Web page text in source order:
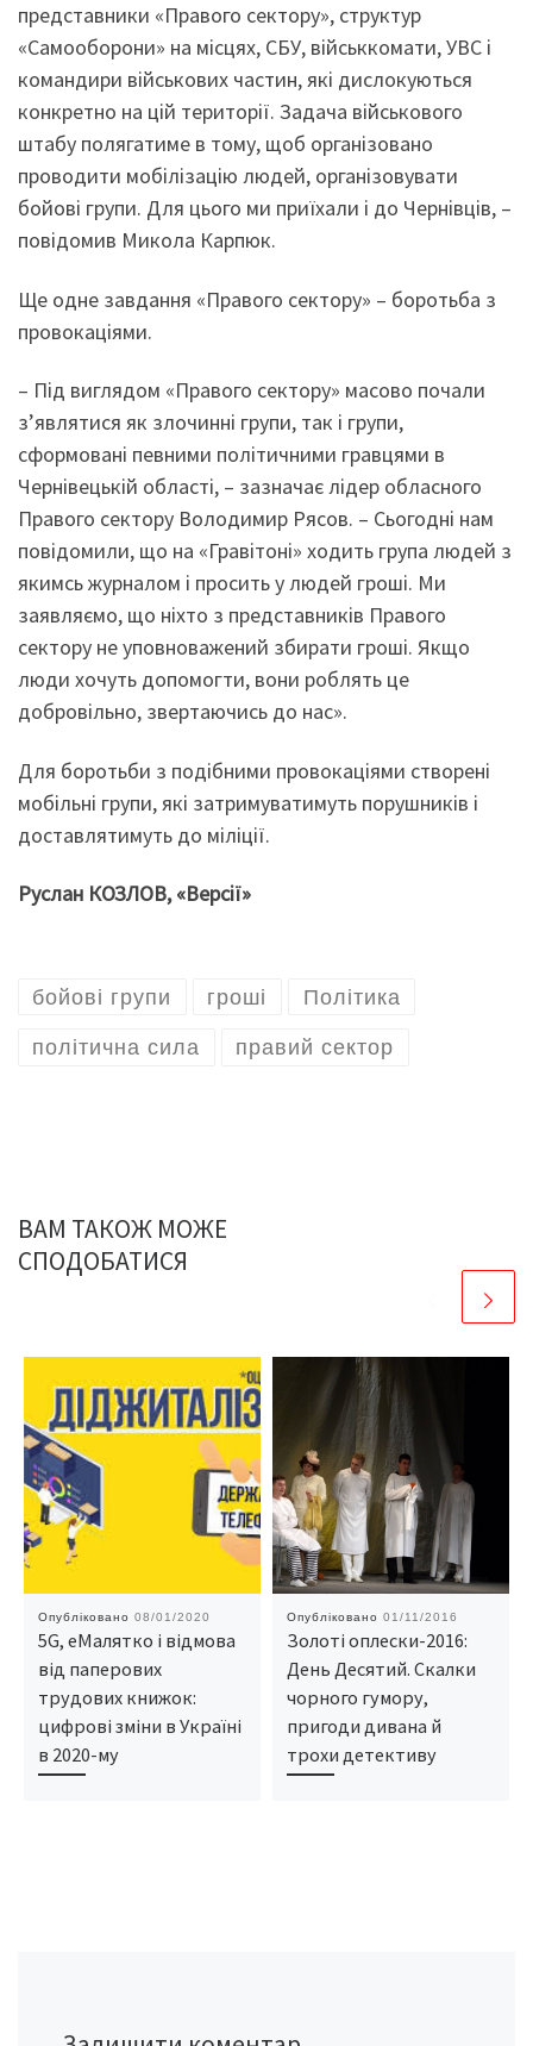
представники «Правого сектору», структур
«Самооборони» на місцях, СБУ, військкомати, УВС і
командири військових частин, які дислокуються
конкретно на цій території. Задача військового
штабу полягатиме в тому, щоб організовано
проводити мобілізацію людей, організовувати
бойові групи. Для цього ми приїхали і до Чернівців, –
повідомив Микола Карпюк.
Ще одне завдання «Правого сектору» – боротьба з
провокаціями.
– Під виглядом «Правого сектору» масово почали
з’являтися як злочинні групи, так і групи,
сформовані певними політичними гравцями в
Чернівецькій області, – зазначає лідер обласного
Правого сектору Володимир Рясов. – Сьогодні нам
повідомили, що на «Гравітоні» ходить група людей з
якимсь журналом і просить у людей гроші. Ми
заявляємо, що ніхто з представників Правого
сектору не уповноважений збирати гроші. Якщо
люди хочуть допомогти, вони роблять це
добровільно, звертаючись до нас».
Для боротьби з подібними провокаціями створені
мобільні групи, які затримуватимуть порушників і
доставлятимуть до міліції.
Руслан КОЗЛОВ, «Версії»
бойові групи гроші Політика
політична сила правий сектор
ВАМ ТАКОЖ МОЖЕ
СПОДОБАТИСЯ
Опубліковано 08/01/2020
5G, еМалятко і відмова
від паперових
трудових книжок:
цифрові зміни в Україні
в 2020-му
Опубліковано 01/11/2016
Золоті оплески-2016:
День Десятий. Скалки
чорного гумору,
пригоди дивана й
трохи детективу